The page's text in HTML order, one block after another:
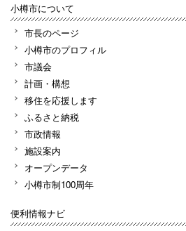
小樽市について
市長のページ
小樽市のプロフィル
市議会
計画・構想
移住を応援します
ふるさと納税
市政情報
施設案内
オープンデータ
小樽市制100周年
便利情報ナビ